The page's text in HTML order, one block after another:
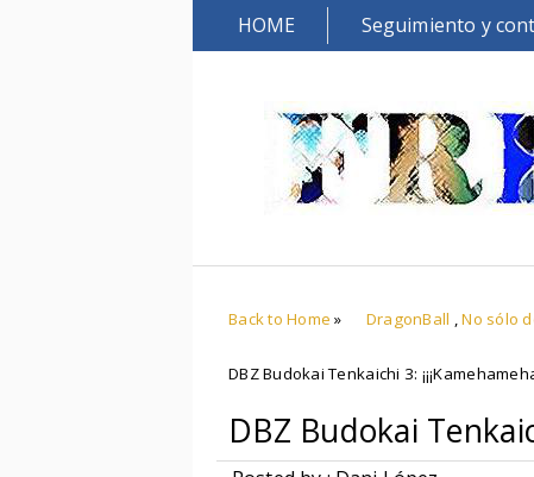
HOME Seguimiento y
Back to Home » DragonBall ,No sólo
DBZ Budokai Tenkaichi 3:
DBZ Budokai